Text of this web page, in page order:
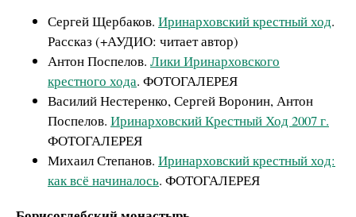
Сергей Щербаков. Иринарховский крестный ход.
Рассказ (+АУДИО: читает автор)
Антон Поспелов. Лики Иринарховского
крестного хода. ФОТОГАЛЕРЕЯ
Василий Нестеренко, Сергей Воронин, Антон
Поспелов. Иринарховский Крестный Ход 2007 г.
ФОТОГАЛЕРЕЯ
Михаил Степанов. Иринарховский крестный ход:
как всё начиналось. ФОТОГАЛЕРЕЯ